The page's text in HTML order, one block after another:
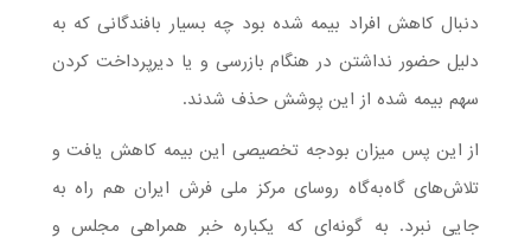
دنبال کاهش افراد بیمه شده بود چه بسیار بافندگانی که به
دلیل حضور نداشتن در هنگام بازرسی و یا دیرپرداخت کردن
سهم بیمه شده از این پوشش حذف شدند.
از این پس میزان بودجه تخصیصی این بیمه کاهش یافت و
تلاش‌های گاه‌به‌گاه روسای مرکز ملی فرش ایران هم راه به
جایی نبرد. به گونه‌ای که یکباره خبر همراهی مجلس و